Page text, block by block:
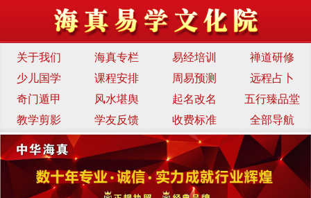
关于我们 海真专栏 易经培训
禅道研修
少儿国学
课程安排 周易预测
远程占卜
奇门遁甲
风水堪舆 起名改名
五行臻品堂
教学剪影
学友反馈 收费标准 全部导航